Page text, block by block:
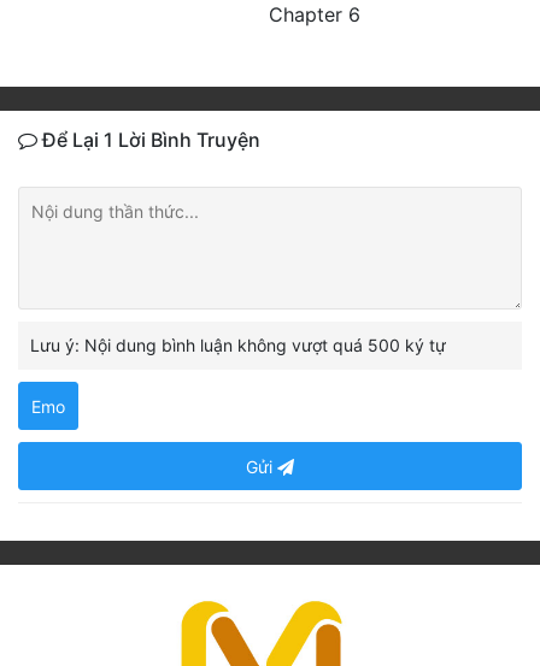
Chapter 6
Để Lại 1 Lời Bình Truyện
Lưu ý: Nội dung bình luận không vượt quá 500 ký tự
Emo
Gửi